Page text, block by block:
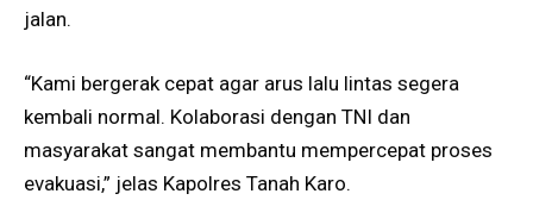
jalan.
“Kami bergerak cepat agar arus lalu lintas segera
kembali normal. Kolaborasi dengan TNI dan
masyarakat sangat membantu mempercepat proses
evakuasi,” jelas Kapolres Tanah Karo.